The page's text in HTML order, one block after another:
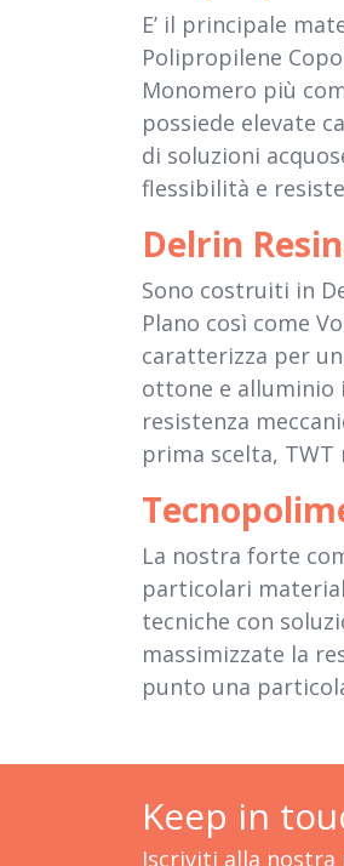
E’ il principale
Polipropilene
Monomero più
possiede elevate
di soluzioni
flessibilità e
Delrin
Sono costruiti in
Plano così come
caratterizza per
ottone e alluminio
resistenza
prima scelta, TWT
La nostra forte
particolari
tecniche con
massimizzate la
punto una
Keep in
Iscriviti alla nostra